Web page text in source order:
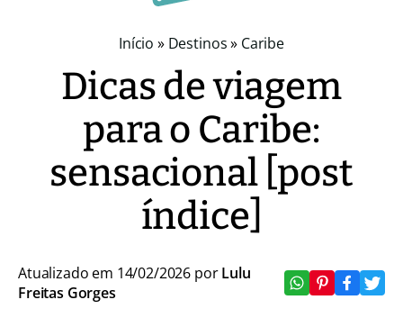
Início » Destinos» Caribe
Dicas de viagem
para o Caribe:
sensacional [post
índice]
Atualizado em 14/02/2026 porLulu
Freitas Gorges